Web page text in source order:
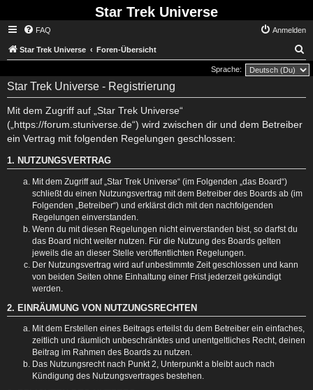
Star Trek Universe
FAQ Anmelden
Star Trek Universe Foren-Übersicht
Sprache:
Star Trek Universe - Registrierung
Mit dem Zugriff auf „Star Trek Universe“
(„https://forum.stuniverse.de“) wird zwischen dir und dem Betreiber
ein Vertrag mit folgenden Regelungen geschlossen:
1. NUTZUNGSVERTRAG
Mit dem Zugriff auf „Star Trek Universe“ (im Folgenden „das Board“)
schließt du einen Nutzungsvertrag mit dem Betreiber des Boards ab (im
Folgenden „Betreiber“) und erklärst dich mit den nachfolgenden
Regelungen einverstanden.
Wenn du mit diesen Regelungen nicht einverstanden bist, so darfst du
das Board nicht weiter nutzen. Für die Nutzung des Boards gelten
jeweils die an dieser Stelle veröffentlichten Regelungen.
Der Nutzungsvertrag wird auf unbestimmte Zeit geschlossen und kann
von beiden Seiten ohne Einhaltung einer Frist jederzeit gekündigt
werden.
2. EINRÄUMUNG VON NUTZUNGSRECHTEN
Mit dem Erstellen eines Beitrags erteilst du dem Betreiber ein einfaches,
zeitlich und räumlich unbeschränktes und unentgeltliches Recht, deinen
Beitrag im Rahmen des Boards zu nutzen.
Das Nutzungsrecht nach Punkt 2, Unterpunkt a bleibt auch nach
Kündigung des Nutzungsvertrages bestehen.